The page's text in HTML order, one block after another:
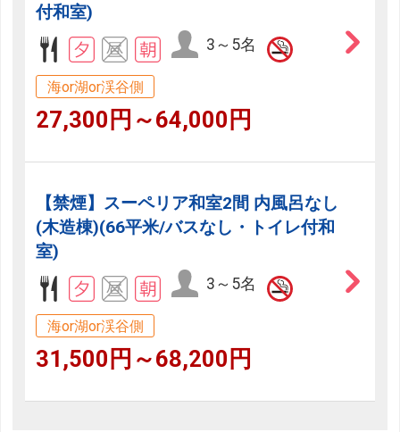
付和室)
3～5名
海or湖or渓谷側
27,300円～64,000円
【禁煙】スーペリア和室2間 内風呂なし
(木造棟)(66平米/バスなし・トイレ付和
室)
3～5名
海or湖or渓谷側
31,500円～68,200円